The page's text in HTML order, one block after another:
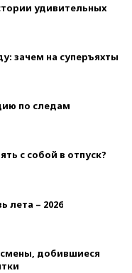
удивительных
зачем на суперъяхты
по следам
с собой в отпуск?
лета – 2026
добившиеся